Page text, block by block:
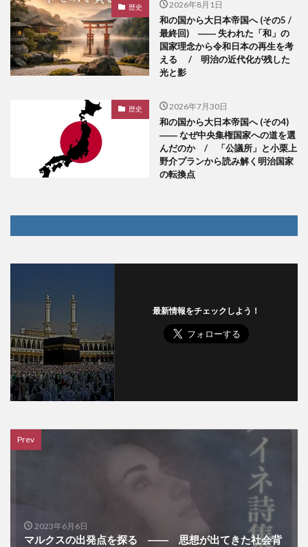
歴史 2026年8月1日
和の国から大日本帝国へ (その5 /
最終回) ―― 失われた「和」の
国家理念から令和日本の再生を考
える / 明治の近代化が残した
光と影
歴史 2026年7月30日
和の国から大日本帝国へ (その4)
―― なぜ中央集権国家への道を選
んだのか / 「公議所」と小栗上
野介プランから読み解く明治国家
の転換点
最新情報をチェックしよう！
Prev
2023年6月6日
マルクスの出発点を探る ―― 思想が出てきた社会背